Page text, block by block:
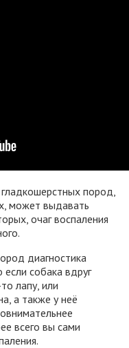
пород,
может выдавать
очаг воспаления
диагностика
собака вдруг
лапу, или
а также у неё
всего вы сами